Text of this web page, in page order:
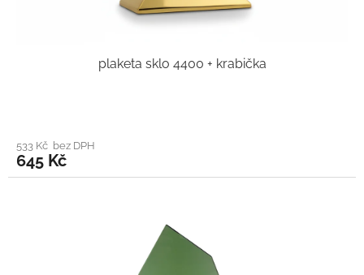
plaketa sklo 4400 + krabička
533 Kč bez DPH
645 Kč